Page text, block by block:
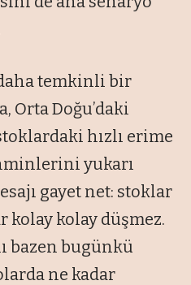
temkinli bir
Orta Doğu’daki
hızlı erime
yukarı
gayet net: stoklar
kolay kolay düşmez.
bazen bugünkü
ne kadar